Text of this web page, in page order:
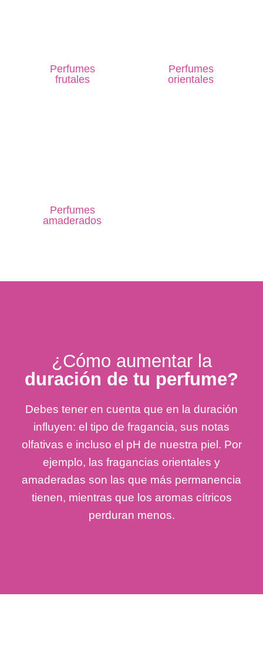
Perfumes
frutales
Perfumes
orientales
Perfumes
amaderados
¿Cómo aumentar la
duración de tu perfume?
Debes tener en cuenta que en la duración
influyen: el tipo de fragancia, sus notas
olfativas e incluso el pH de nuestra piel. Por
ejemplo, las fragancias orientales y
amaderadas son las que más permanencia
tienen, mientras que los aromas cítricos
perduran menos.